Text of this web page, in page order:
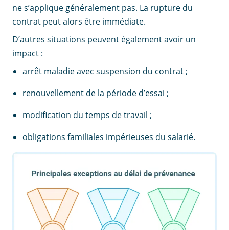
ne s’applique généralement pas. La rupture du
contrat peut alors être immédiate.
D’autres situations peuvent également avoir un
impact :
arrêt maladie avec suspension du contrat ;
renouvellement de la période d’essai ;
modification du temps de travail ;
obligations familiales impérieuses du salarié.